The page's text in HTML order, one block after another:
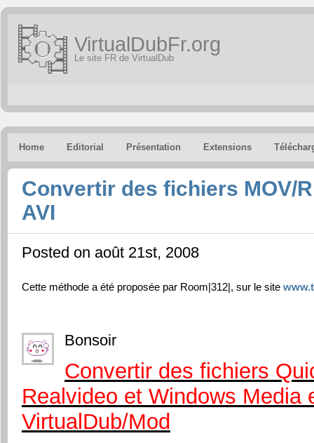
VirtualDubFr.org
Le site FR de VirtualDub
Home Editorial Présentation Extensions
Convertir des fichiers MOV/
AVI
Posted on août 21st, 2008
Cette méthode a été proposée par Room|312|, sur le site
Bonsoir
Convertir des fichiers
Realvideo et Windows Media
VirtualDub/Mod